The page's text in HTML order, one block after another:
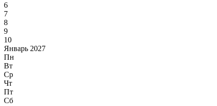
6
7
8
9
10
Январь 2027
Пн
Вт
Ср
Чт
Пт
Сб